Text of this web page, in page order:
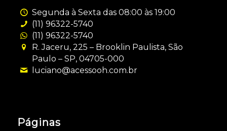
Segunda à Sexta das 08:00 às 19:00
(11) 96322-5740
(11) 96322-5740
R. Jaceru, 225 – Brooklin Paulista, São
Paulo – SP, 04705-000
luciano@acessooh.com.br
Páginas